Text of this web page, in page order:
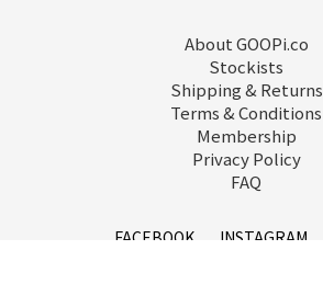
About GOOPi.co
Stockists
Shipping & Returns
Terms & Conditions
Membership
Privacy Policy
FAQ
FACEBOOK INSTAGRAM